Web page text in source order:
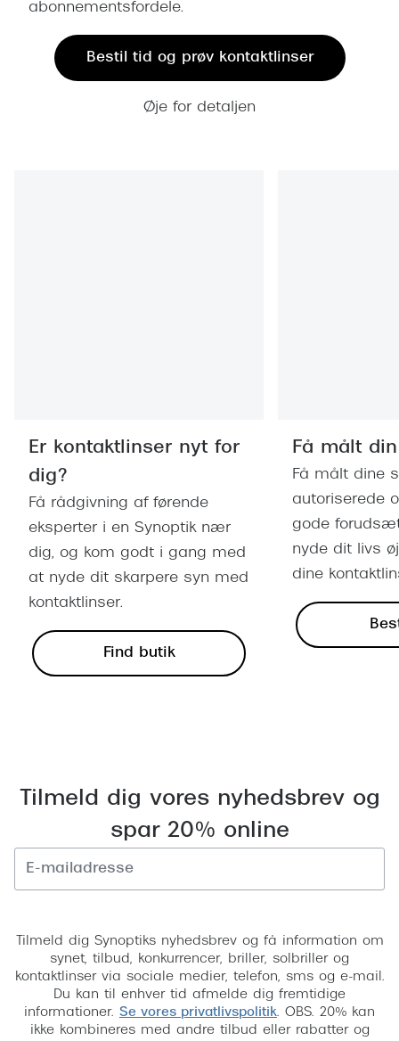
abonnementsfordele.
Bestil tid og prøv kontaktlinser
Øje for detaljen
Er kontaktlinser nyt for
dig?
Få rådgivning af førende
eksperter i en Synoptik nær
dig, og kom godt i gang med
at nyde dit skarpere syn med
kontaktlinser.
Find butik
Få målt
Få målt dine
autoriserede
gode
nyde dit livs
dine
Tilmeld dig vores nyhedsbrev og
spar 20% online
Tilmeld dig Synoptiks nyhedsbrev og få information om
synet, tilbud, konkurrencer, briller, solbriller og
kontaktlinser via sociale medier, telefon, sms og e-mail.
Du kan til enhver tid afmelde dig fremtidige
informationer. Se vores privatlivspolitik. OBS. 20% kan
ikke kombineres med andre tilbud eller rabatter og